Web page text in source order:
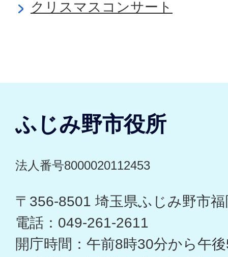
クリスマスコンサート
ふじみ野市役所
法人番号8000020112453
〒356-8501 埼玉県ふじみ野市
電話：049-261-2611
開庁時間：午前8時30分から午